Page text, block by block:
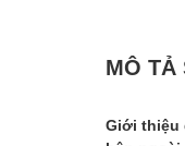
MÔ TẢ
Giới thiệu